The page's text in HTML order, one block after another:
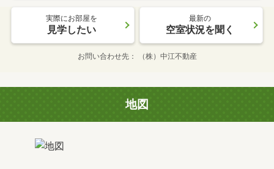
実際にお部屋を
見学したい
最新の
空室状況を聞く
お問い合わせ先 （株）中江不動産
地図